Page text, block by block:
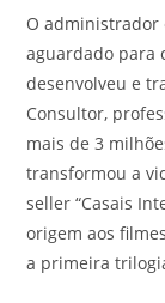
O administrador
aguardado para
desenvolveu e
Consultor,
mais de 3
transformou a
seller “Casais
origem aos
a primeira